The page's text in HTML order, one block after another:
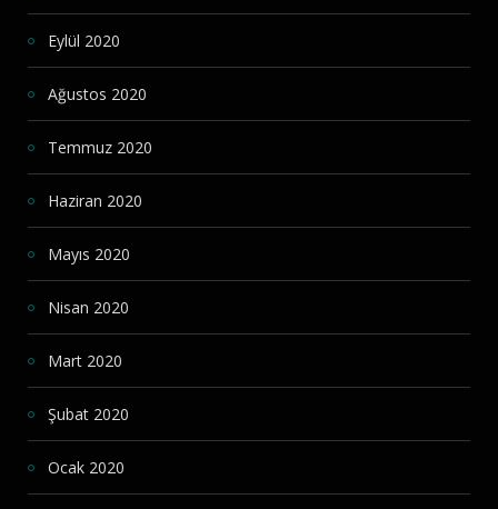
Eylül 2020
Ağustos 2020
Temmuz 2020
Haziran 2020
Mayıs 2020
Nisan 2020
Mart 2020
Şubat 2020
Ocak 2020